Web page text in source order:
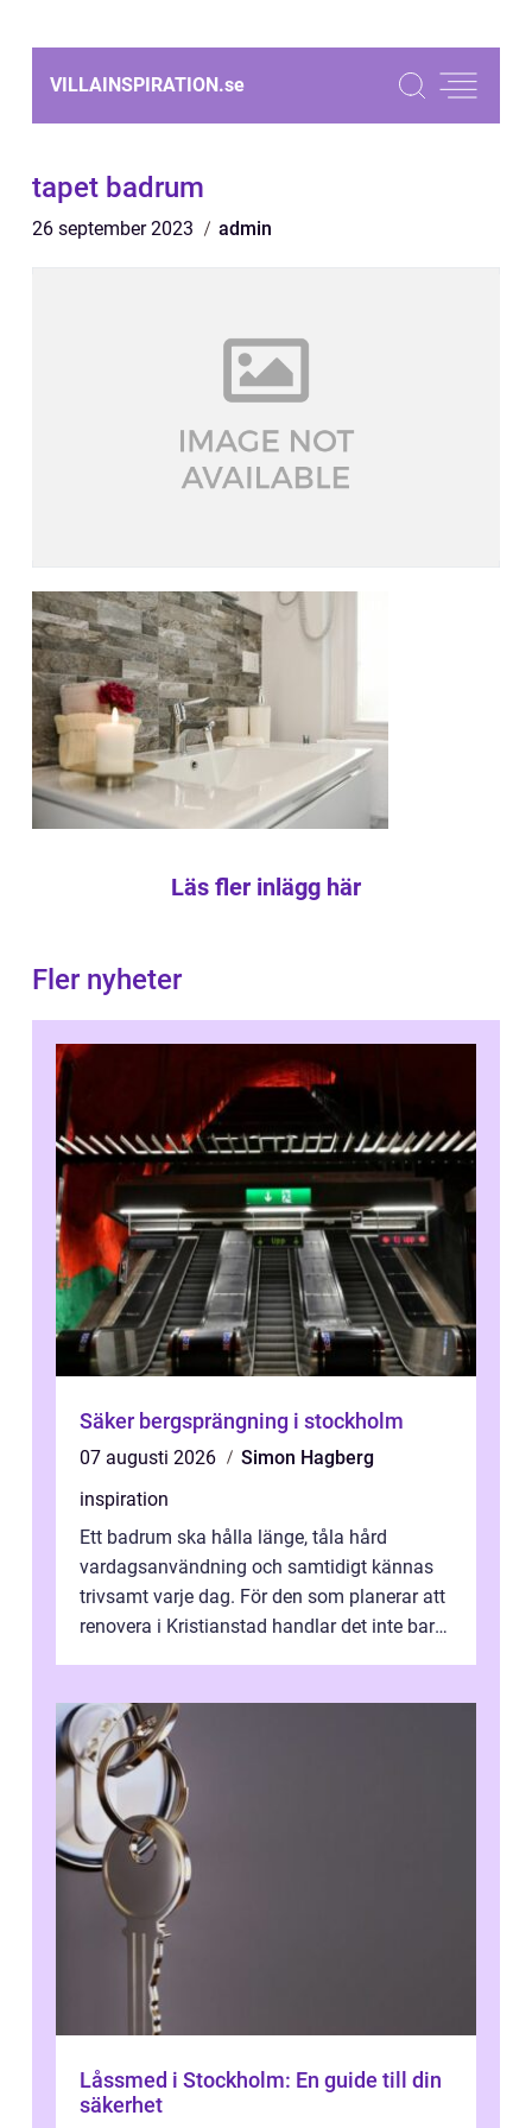
VILLAINSPIRATION.se
tapet badrum
26 september 2023 admin
Läs fler inlägg här
Fler nyheter
Säker bergsprängning i stockholm
07 augusti 2026
Simon Hagberg
inspiration
Ett badrum ska hålla länge, tåla hård
vardagsanvändning och samtidigt kännas
trivsamt varje dag. För den som planerar att
renovera i Kristianstad handlar det inte bara
Låssmed i Stockholm: En guide till din
säkerhet